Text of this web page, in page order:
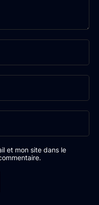
et mon site dans le